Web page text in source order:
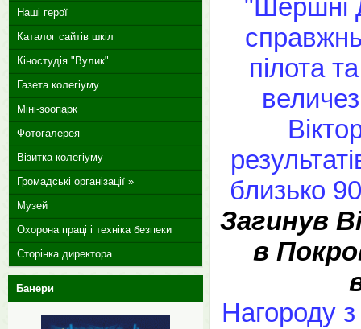
"Шершні
пілота
близько
Загинув
в
Нагороду
Наші герої
Каталог сайтів шкіл
Кіностудія "Вулик"
Газета колегіуму
Міні-зоопарк
Фотогалерея
Візитка колегіуму
Громадські організації »
Музей
Охорона праці і техніка безпеки
Сторінка директора
Банери